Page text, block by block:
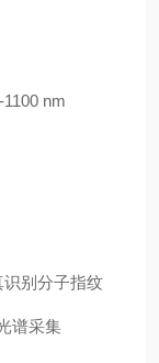
nm
识别分子指纹
谱采集